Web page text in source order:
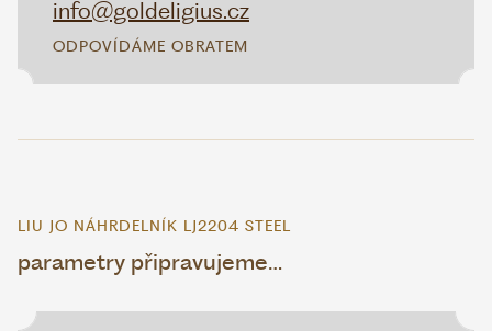
info@goldeligius.cz
ODPOVÍDÁME OBRATEM
LIU JO NÁHRDELNÍK LJ2204 STEEL
parametry připravujeme…